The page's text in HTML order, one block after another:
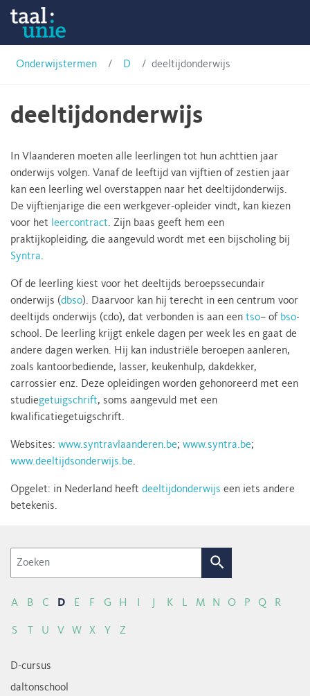
Skip
content
Onderwijstermen
D deeltijdonderwijs
deeltijdonderwijs
In Vlaanderen moeten alle leerlingen tot hun achttien jaar
onderwijs volgen. Vanaf de leeftijd van vijftien of zestien jaar
kan een leerling wel overstappen naar het deeltijdonderwijs.
De vijftienjarige die een werkgever-opleider vindt, kan kiezen
voor het leercontract. Zijn baas geeft hem een
praktijkopleiding, die aangevuld wordt met een bijscholing bij
Syntra.
Of de leerling kiest voor het deeltijds beroepssecundair
onderwijs (dbso). Daarvoor kan hij terecht in een centrum voor
deeltijds onderwijs (cdo), dat verbonden is aan een tso– of bso-
school. De leerling krijgt enkele dagen per week les en gaat de
andere dagen werken. Hij kan industriële beroepen aanleren,
zoals kantoorbediende, lasser, keukenhulp, dakdekker,
carrossier enz. Deze opleidingen worden gehonoreerd met een
studiegetuigschrift, soms aangevuld met een
kwalificatiegetuigschrift.
Websites: www.syntravlaanderen.be; www.syntra.be;
www.deeltijdsonderwijs.be.
Opgelet: in Nederland heeft deeltijdonderwijs een iets andere
betekenis.
Zoek
A B C D E F G H I K L M N O P Q R
S T U V W X Y Z
D-cursus
daltonschool